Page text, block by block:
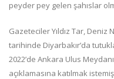
peyder pey gelen şahıslar
Gazeteciler Yıldız Tar, Deniz
tarihinde Diyarbakır’da
2022’de Ankara Ulus
açıklamasına katılmak